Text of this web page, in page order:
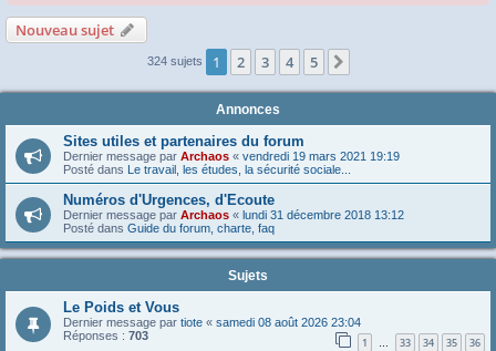
Nouveau sujet
324 sujets 1 2 3 4 5
Annonces
Sites utiles et partenaires du forum
Dernier message par Archaos « vendredi 19 mars 2021 19:19
Posté dans Le travail, les études, la sécurité sociale...
Numéros d'Urgences, d'Ecoute
Dernier message par Archaos « lundi 31 décembre 2018 13:12
Posté dans Guide du forum, charte, faq
Sujets
Le Poids et Vous
Dernier message par tiote « samedi 08 août 2026 23:04
Réponses : 703 1 … 33 34 35 36